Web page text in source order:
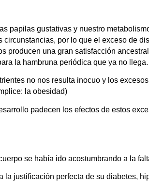
papilas gustativas y nuestro
circunstancias, por lo que el exceso de
producen una gran satisfacción
la hambruna periódica que ya no llega.
no nos resulta inocuo y los
la obesidad)
padecen los efectos de estos
se había ido acostumbrando a la
la justificación perfecta de su diabetes,